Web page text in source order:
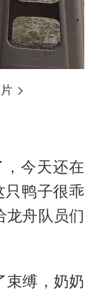
今天还在
只鸭子很乖
龙舟队员们
束缚，奶奶